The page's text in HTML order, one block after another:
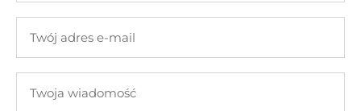
adres
mail
wiadomość